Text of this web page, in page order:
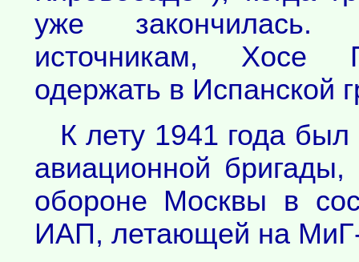
уже
источникам, Хосе
одержать в Испанской
К лету 1941 года
авиационной
обороне Москвы в
ИАП, летающей на